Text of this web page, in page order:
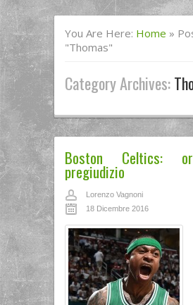
You Are Here: Home »
"Thomas"
Category Archives:
Boston Celtics:
pregiudizio
Lorenzo Vagnoni
18 Dicembre 2016